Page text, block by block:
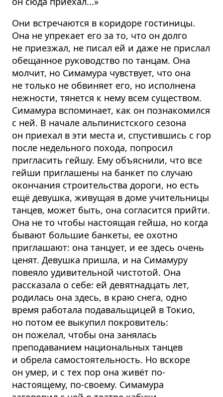
Они встречаются в коридоре гостиницы.
Она не упрекает его за то, что он долго
не приезжал, не писал ей и даже не прислал
обещанное руководство по танцам. Она
молчит, но Симамура чувствует, что она
не только не обвиняет его, но исполнена
нежности, тянется к нему всем существом.
Симамура вспоминает, как он познакомился
с ней. В начале альпинистского сезона
он приехал в эти места и, спустившись с гор
после недельного похода, попросил
пригласить гейшу. Ему объяснили, что все
гейши приглашены на банкет по случаю
окончания строительства дороги, но есть
ещё девушка, живущая в доме учительницы
танцев, может быть, она согласится прийти.
Она не то чтобы настоящая гейша, но когда
бывают большие банкеты, ее охотно
приглашают: она танцует, и ее здесь очень
ценят. Девушка пришла, и на Симамуру
повеяло удивительной чистотой. Она
рассказала о себе: ей девятнадцать лет,
родилась она здесь, в краю снега, одно
время работала подавальщицей в Токио,
но потом ее выкупил покровитель:
он пожелал, чтобы она занялась
преподаванием национальных танцев
и обрела самостоятельность. Но вскоре
он умер, и с тех пор она живёт по-
настоящему, по-своему. Симамура